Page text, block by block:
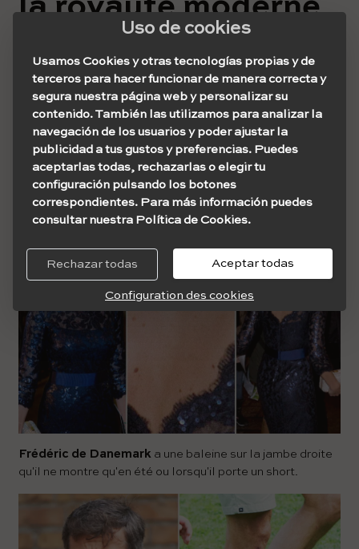
la royauté moderne
piercings dans les familles royales de nos jours, ils sont
toujours mal vus dans certains membres de la famille
royale. Il est donc préférable de les garder cachés.
Cependant, les plus jeunes semblent peu s'en soucier et
ils portent quand même des tatouages.
Dans les monarchies nordiques, que l'on croît plus
ouvertes d'esprit,Sophie de Suède, a plusieurs
tatouages ​​qu'elle montre ouvertement.
Frédéric de Danemark a une baleine sur la jambe droite
qu'il ne montre qu'en été ou lorsqu'il porte un short.
Uso de cookies
Usamos Cookies y otras tecnologías propias y de
terceros para hacer funcionar de manera correcta y
segura nuestra página web y personalizar su
contenido. También las utilizamos para analizar la
navegación de los usuarios y poder ajustar la
publicidad a tus gustos y preferencias. Puedes
aceptarlas todas, rechazarlas o elegir tu
configuración pulsando los botones
correspondientes. Para más información puedes
consultar nuestra Política de Cookies.
Rechazar todas Aceptar todas
Configuration des cookies